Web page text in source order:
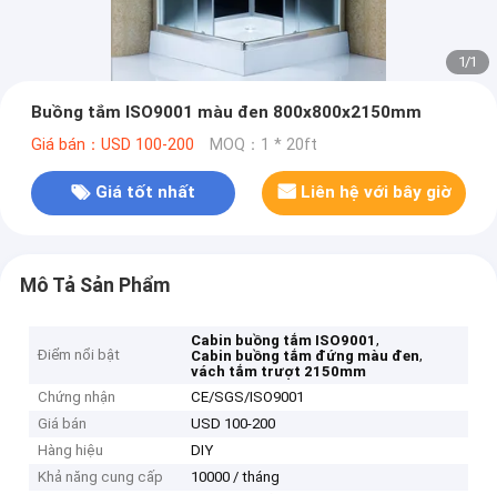
1/1
Buồng tắm ISO9001 màu đen 800x800x2150mm
Giá bán：USD 100-200 MOQ：1 * 20ft
Giá tốt nhất Liên hệ với bây giờ
Mô Tả Sản Phẩm
Điểm nổi bật
Cabin buồng tắm ISO9001,
Cabin buồng tắm đứng màu đen,
vách tắm trượt 2150mm
Chứng nhận
CE/SGS/ISO9001
Giá bán
USD 100-200
Hàng hiệu
DIY
Khả năng cung cấp
10000 / tháng